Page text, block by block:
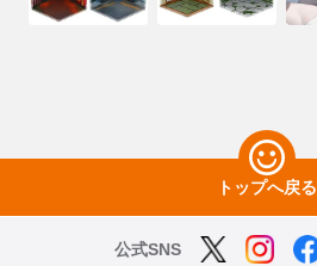
トップへ戻る
公式SNS